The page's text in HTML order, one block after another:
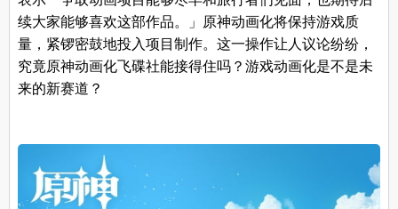
续大家能够喜欢这部作品。」原神动画化将保持游戏质
量，紧锣密鼓地投入项目制作。这一操作让人议论纷纷，
究竟原神动画化飞碟社能接得住吗？游戏动画化是不是未
来的新赛道？